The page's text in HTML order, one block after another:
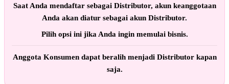
Saat Anda mendaftar sebagai Distributor, akun keanggotaan
Anda akan diatur sebagai akun Distributor.
Pilih opsi ini jika Anda ingin memulai bisnis.
Anggota Konsumen dapat beralih menjadi Distributor kapan
saja.